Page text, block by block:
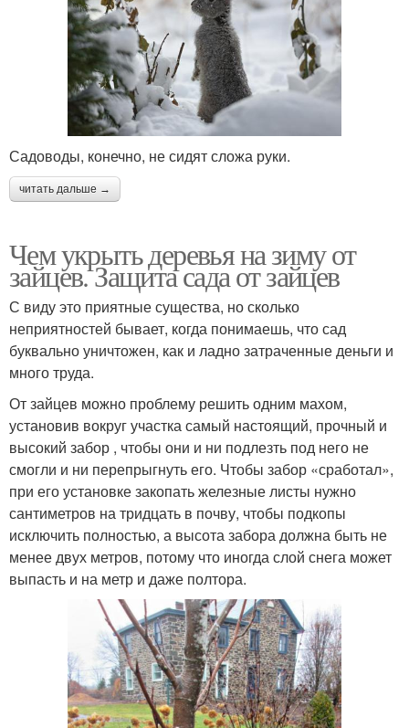
Садоводы, конечно, не сидят сложа руки.
читать дальше →
Чем укрыть деревья на зиму от
зайцев. Защита сада от зайцев
С виду это приятные существа, но сколько
неприятностей бывает, когда понимаешь, что сад
буквально уничтожен, как и ладно затраченные деньги и
много труда.
От зайцев можно проблему решить одним махом,
установив вокруг участка самый настоящий, прочный и
высокий забор , чтобы они и ни подлезть под него не
смогли и ни перепрыгнуть его. Чтобы забор «сработал»,
при его установке закопать железные листы нужно
сантиметров на тридцать в почву, чтобы подкопы
исключить полностью, а высота забора должна быть не
менее двух метров, потому что иногда слой снега может
выпасть и на метр и даже полтора.